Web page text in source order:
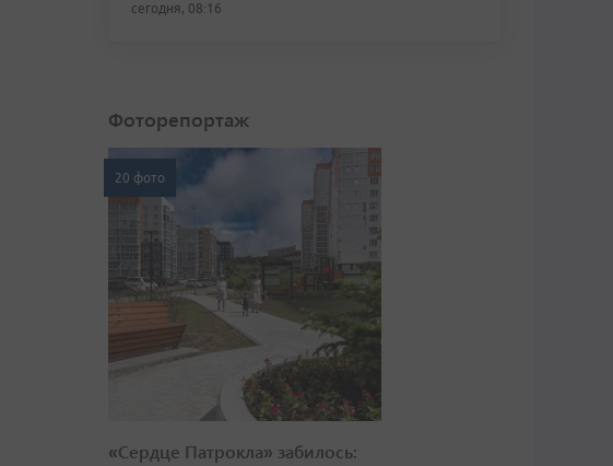
сегодня, 08:16
Фоторепортаж
20 фото
«Сердце Патрокла» забилось: